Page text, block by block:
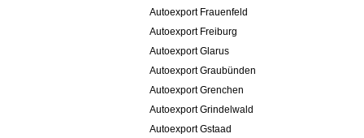
Autoexport Frauenfeld
Autoexport Freiburg
Autoexport Glarus
Autoexport Graubünden
Autoexport Grenchen
Autoexport Grindelwald
Autoexport Gstaad